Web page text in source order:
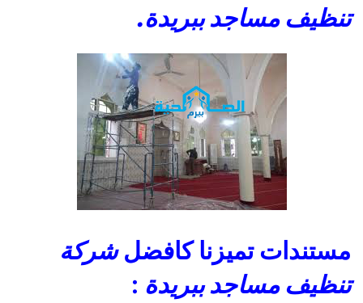
تنظيف مساجد ببريدة.
مستندات تميزنا كافضلشركة
تنظيف مساجد ببريدة :